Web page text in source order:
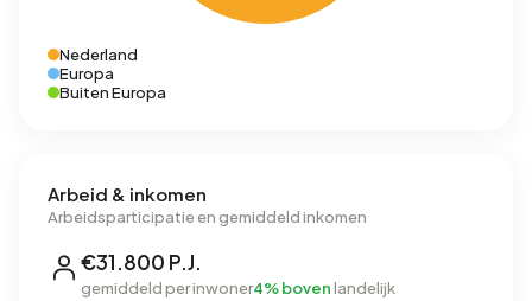
Nederland
Europa
Buiten Europa
Arbeid & inkomen
Arbeidsparticipatie en gemiddeld inkomen
€31.800 P.J.
gemiddeld per inwoner4% bovenlandelijk